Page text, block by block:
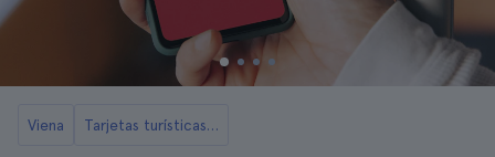
Viena Tarjetas turísticas de Viena